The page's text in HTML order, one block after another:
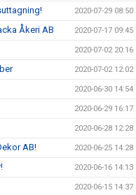
2020-07-29 08:50
Åkeri AB 2020-07-17 09:45
2020-07-02 20:16
2020-07-02 12:02
2020-06-30 14:54
2020-06-29 16:17
2020-06-28 12:28
AB! 2020-06-25 14:28
2020-06-16 14:13
2020-06-15 14:37